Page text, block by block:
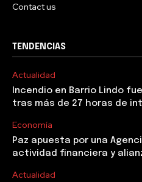
Contact us
TENDENCIAS
Actualidad
Incendio en Barrio Lindo
tras más de 27 horas de
Economía
Paz apuesta por una
actividad financiera y
Actualidad